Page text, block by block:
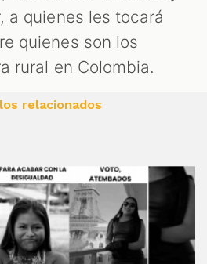
a quienes les tocará
quienes son los
rural en Colombia.
relacionados